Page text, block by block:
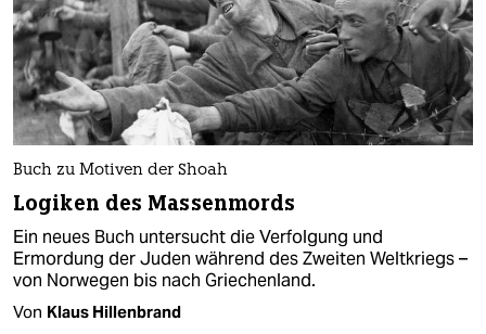
Buch zu Motiven der Shoah
Logiken des Massenmords
Ein neues Buch untersucht die Verfolgung und
Ermordung der Juden während des Zweiten Weltkriegs –
von Norwegen bis nach Griechenland.
Von Klaus Hillenbrand